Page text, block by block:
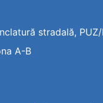
stradală,
A-B